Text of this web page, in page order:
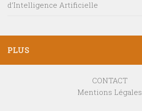
d’Intelligence Artificielle
PLUS
CONTACT
Mentions Légales